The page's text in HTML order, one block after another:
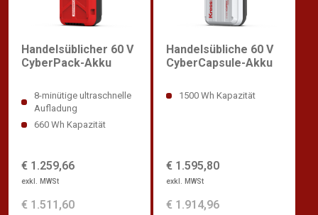
Handelsüblicher 60 V
CyberPack-Akku
8-minütige ultraschnelle
Aufladung
660 Wh Kapazität
€ 1.259,66
exkl. MWSt
€ 1.511,60
Handelsübliche 60 V
CyberCapsule-Akku
1500 Wh Kapazität
€ 1.595,80
exkl. MWSt
€ 1.914,96